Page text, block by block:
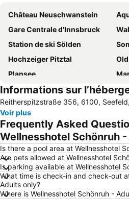
Château Neuschwanstein
Gare Centrale d'Innsbruck
Station de ski Sölden
Hochzeiger Pitztal
Plansee
Alpsee
Fendels
Le
Hohenschwangau
Skigebiet Kühtai
Haldensee
Gletscher Hintertux
Olympiaworld
Achensee
Informations sur
Reitherspitzstraße 356, 6100,
Voir plus
Frequently Asked
Wellnesshotel Schönruh
Is there a pool area at Wellnesshotel
Are pets allowed at Wellnesshotel
Is parking available at Wellnesshotel
What time is check-in and check-out
Adults only?
Where is Wellnesshotel Schönruh -